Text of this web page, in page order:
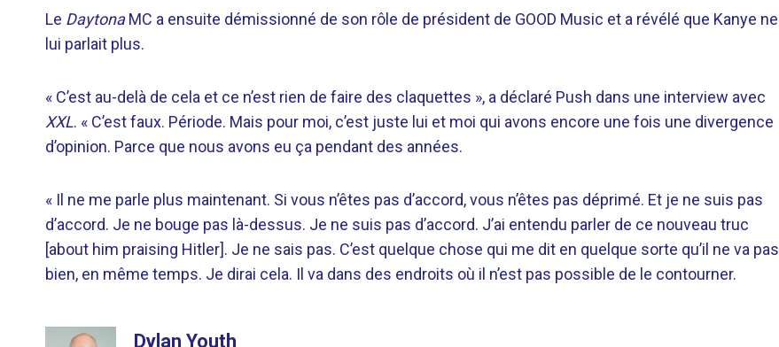
Le DaytonaMC a ensuite démissionné de son rôle de président de GOOD Music et a révélé que Kanye ne
lui parlait plus.
« C’est au-delà de cela et ce n’est rien de faire des claquettes », a déclaré Push dans une interview avec
XXL. « C’est faux. Période. Mais pour moi, c’est juste lui et moi qui avons encore une fois une divergence
d’opinion. Parce que nous avons eu ça pendant des années.
« Il ne me parle plus maintenant. Si vous n’êtes pas d’accord, vous n’êtes pas déprimé. Et je ne suis pas
d’accord. Je ne bouge pas là-dessus. Je ne suis pas d’accord. J’ai entendu parler de ce nouveau truc
[about him praising Hitler]. Je ne sais pas. C’est quelque chose qui me dit en quelque sorte qu’il ne va pas
bien, en même temps. Je dirai cela. Il va dans des endroits où il n’est pas possible de le contourner.
Dylan Youth